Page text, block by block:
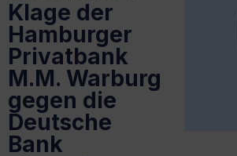
Klage der
Hamburger
Privatbank
M.M. Warburg
gegen die
Deutsche
Bank